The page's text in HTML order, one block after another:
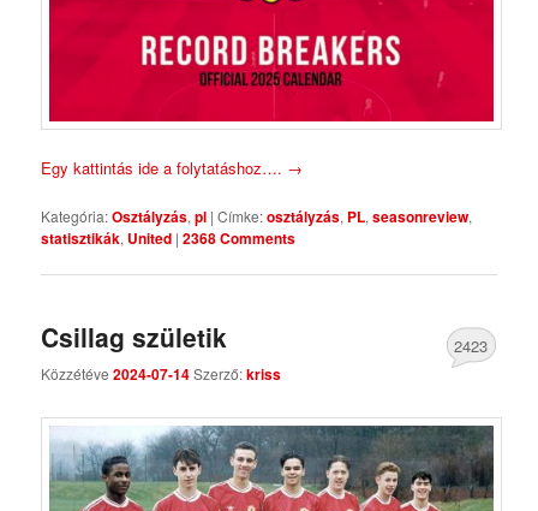
Egy kattintás ide a folytatáshoz…. →
Kategória:Osztályzás,pl |Címke:osztályzás, PL,seasonreview,
statisztikák, United |2368 Comments
Csillag születik
Közzétéve2024-07-14Szerző:kriss
2423